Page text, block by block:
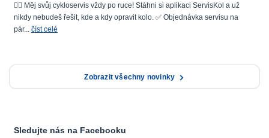
🚴‍♂️ Měj svůj cykloservis vždy po ruce! Stáhni si aplikaci ServisKol a už
nikdy nebudeš řešit, kde a kdy opravit kolo. ✅ Objednávka servisu na
pár... číst celé
Zobrazit všechny novinky
Sledujte nás na Facebooku